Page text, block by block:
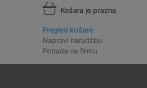
Košara je prazna
Pregled košare
Napravi narudžbu
Ponuda na firmu